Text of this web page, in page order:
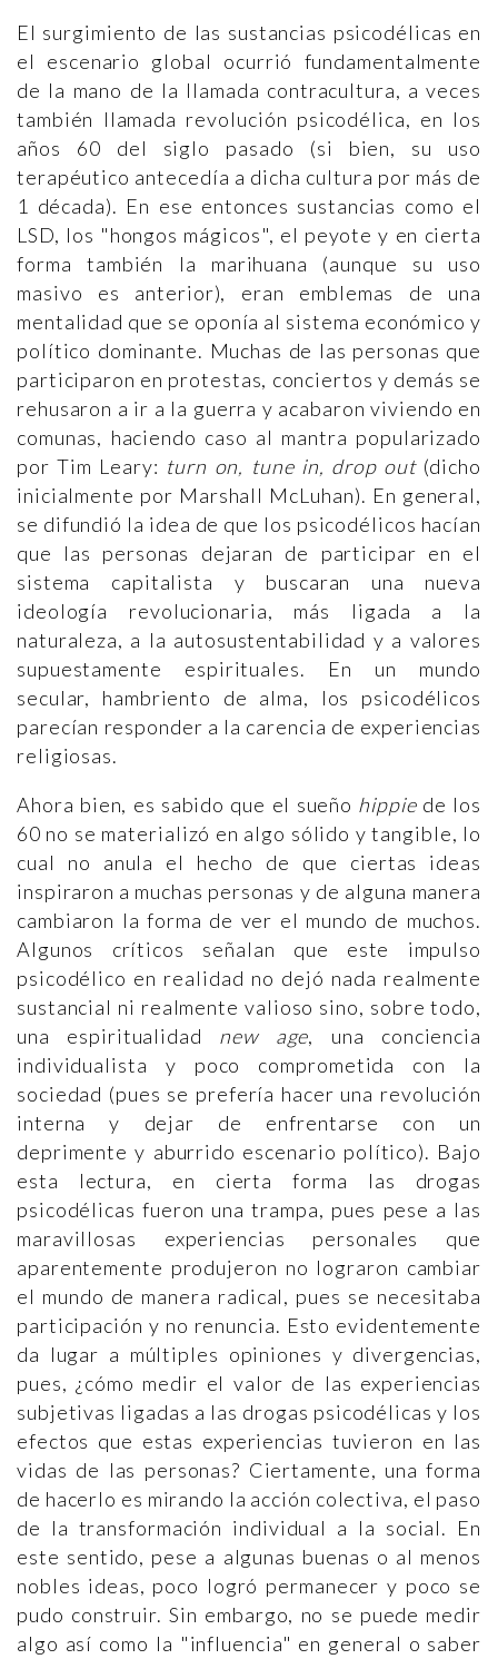
El surgimiento de las sustancias psicodélicas en
el escenario global ocurrió fundamentalmente
de la mano de la llamada contracultura, a veces
también llamada revolución psicodélica, en los
años 60 del siglo pasado (si bien, su uso
terapéutico antecedía a dicha cultura por más de
1 década). En ese entonces sustancias como el
LSD, los "hongos mágicos", el peyote y en cierta
forma también la marihuana (aunque su uso
masivo es anterior), eran emblemas de una
mentalidad que se oponía al sistema económico y
político dominante. Muchas de las personas que
participaron en protestas, conciertos y demás se
rehusaron a ir a la guerra y acabaron viviendo en
comunas, haciendo caso al mantra popularizado
por Tim Leary: turn on, tune in, drop out (dicho
inicialmente por Marshall McLuhan). En general,
se difundió la idea de que los psicodélicos hacían
que las personas dejaran de participar en el
sistema capitalista y buscaran una nueva
ideología revolucionaria, más ligada a la
naturaleza, a la autosustentabilidad y a valores
supuestamente espirituales. En un mundo
secular, hambriento de alma, los psicodélicos
parecían responder a la carencia de experiencias
religiosas.
Ahora bien, es sabido que el sueño hippiede los
60 no se materializó en algo sólido y tangible, lo
cual no anula el hecho de que ciertas ideas
inspiraron a muchas personas y de alguna manera
cambiaron la forma de ver el mundo de muchos.
Algunos críticos señalan que este impulso
psicodélico en realidad no dejó nada realmente
sustancial ni realmente valioso sino, sobre todo,
una espiritualidad new age, una conciencia
individualista y poco comprometida con la
sociedad (pues se prefería hacer una revolución
interna y dejar de enfrentarse con un
deprimente y aburrido escenario político). Bajo
esta lectura, en cierta forma las drogas
psicodélicas fueron una trampa, pues pese a las
maravillosas experiencias personales que
aparentemente produjeron no lograron cambiar
el mundo de manera radical, pues se necesitaba
participación y no renuncia. Esto evidentemente
da lugar a múltiples opiniones y divergencias,
pues, ¿cómo medir el valor de las experiencias
subjetivas ligadas a las drogas psicodélicas y los
efectos que estas experiencias tuvieron en las
vidas de las personas? Ciertamente, una forma
de hacerlo es mirando la acción colectiva, el paso
de la transformación individual a la social. En
este sentido, pese a algunas buenas o al menos
nobles ideas, poco logró permanecer y poco se
pudo construir. Sin embargo, no se puede medir
algo así como la "influencia" en general o saber